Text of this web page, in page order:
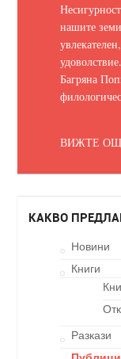
нашите
удоволствие.
Багряна
ВИЖТЕ
КАКВО
Новини
Книги
Разкази